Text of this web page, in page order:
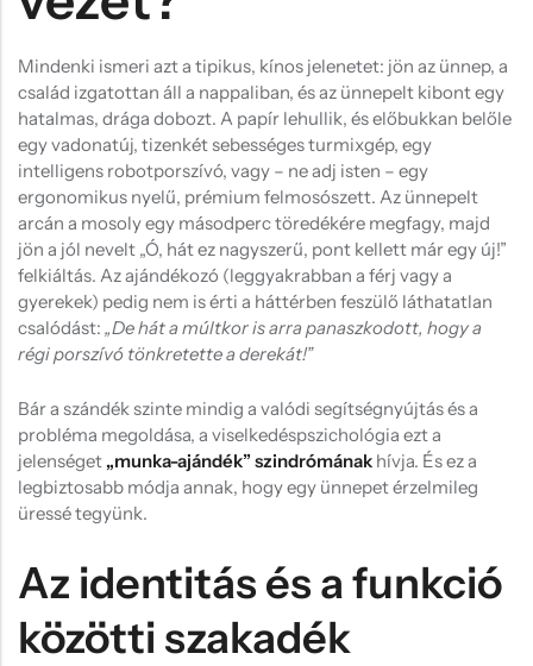
Mindenki ismeri azt a tipikus, kínos jelenetet: jön az ünnep, a
család izgatottan áll a nappaliban, és az ünnepelt kibont egy
hatalmas, drága dobozt. A papír lehullik, és előbukkan belőle
egy vadonatúj, tizenkét sebességes turmixgép, egy
intelligens robotporszívó, vagy – ne adj isten – egy
ergonomikus nyelű, prémium felmosószett. Az ünnepelt
arcán a mosoly egy másodperc töredékére megfagy, majd
jön a jól nevelt „Ó, hát ez nagyszerű, pont kellett már egy új!”
felkiáltás. Az ajándékozó (leggyakrabban a férj vagy a
gyerekek) pedig nem is érti a háttérben feszülő láthatatlan
csalódást: „De hát a múltkor is arra panaszkodott, hogy a
régi porszívó tönkretette a derekát!”
Bár a szándék szinte mindig a valódi segítségnyújtás és a
probléma megoldása, a viselkedéspszichológia ezt a
jelenséget „munka-ajándék” szindrómának hívja. És ez a
legbiztosabb módja annak, hogy egy ünnepet érzelmileg
üressé tegyünk.
Az identitás és a funkció
közötti szakadék
Hűtőmágnes, Kitűző
Plüss
Sapka
Táska, pénztárca
Egyedi céges ajándékok
Egyéb ajándék ötletek